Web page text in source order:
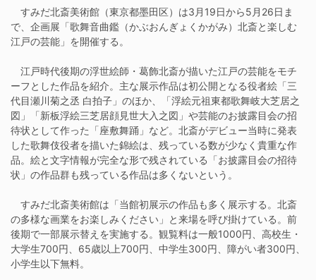
すみだ北斎美術館（東京都墨田区）は3月19日から5月26日ま
で、企画展「歌舞音曲鑑（かぶおんぎょくかがみ）北斎と楽しむ
江戸の芸能」を開催する。
江戸時代後期の浮世絵師・葛飾北斎が描いた江戸の芸能をモチ
ーフとした作品を紹介。主な展示作品は初公開となる役者絵「三
代目瀬川菊之丞 白拍子」のほか、「浮絵元祖東都歌舞岐大芝居之
図」「新板浮絵三芝居顔見世大入之図」や芸能のお披露目会の招
待状として作った「座敷舞踊」など。北斎がデビュー当時に発表
した歌舞伎役者を描いた錦絵は、残っている数が少なく貴重な作
品。絵と文字情報が完全な形で残されている「お披露目会の招待
状」の作品群も残っている作品は多くないという。
すみだ北斎美術館は「当館初展示の作品も多く展示する。北斎
の多様な画業をお楽しみください」と来場を呼び掛けている。前
後期で一部展示替えを実施する。観覧料は一般1000円、高校生・
大学生700円、65歳以上700円、中学生300円、障がい者300円、
小学生以下無料。